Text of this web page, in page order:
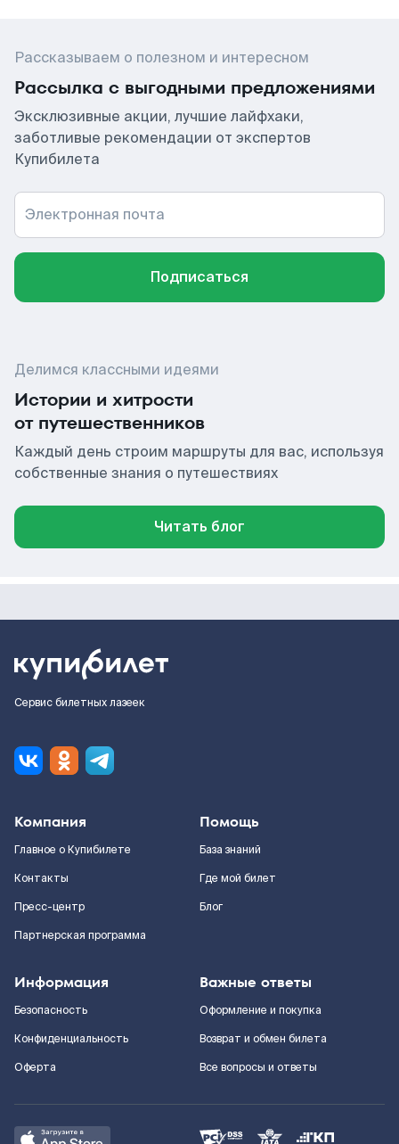
Рассказываем о полезном и интересном
Рассылка с выгодными предложениями
Эксклюзивные акции, лучшие лайфхаки,
заботливые рекомендации от экспертов
Купибилета
Электронная почта
Подписаться
Делимся классными идеями
Истории и хитрости
от путешественников
Каждый день строим маршруты для вас, используя
собственные знания о путешествиях
Читать блог
Сервис билетных лазеек
Компания
Главное о Купибилете
Контакты
Пресс-центр
Партнерская программа
Помощь
База знаний
Где мой билет
Блог
Информация
Безопасность
Конфиденциальность
Оферта
Важные ответы
Оформление и покупка
Возврат и обмен билета
Все вопросы и ответы